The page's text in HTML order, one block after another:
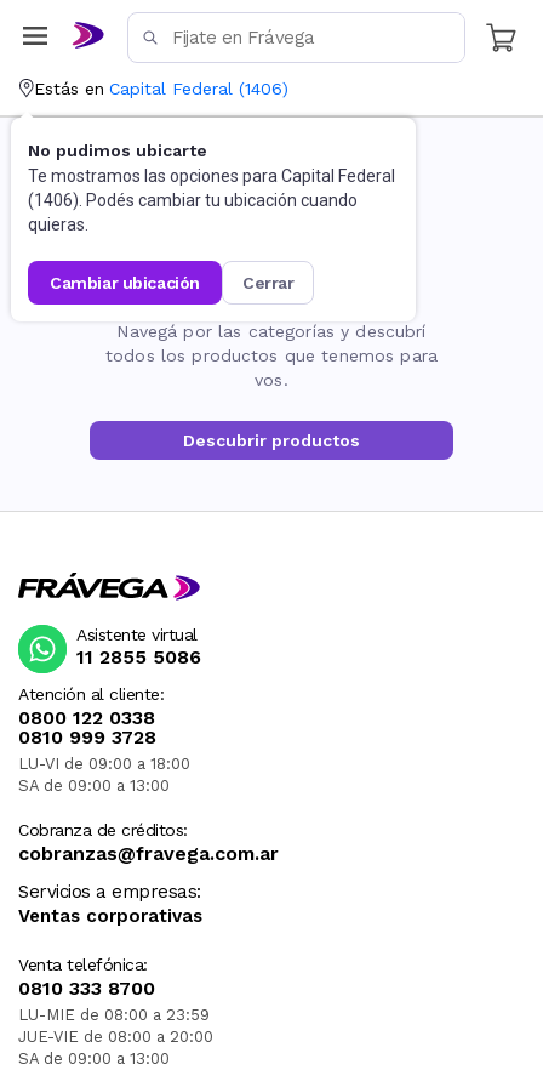
Estás en Capital Federal (1406)
No pudimos ubicarte
Te mostramos las opciones para Capital Federal
(1406). Podés cambiar tu ubicación cuando
quieras.
cambiar ubicación cerrar
La página no existe
Navegá por las categorías y descubrí
todos los productos que tenemos para
vos.
Descubrir productos
Atención al cliente:
0800 122 0338
0810 999 3728
LU-VI de 09:00 a 18:00
SA de 09:00 a 13:00
Cobranza de créditos:
cobranzas@fravega.com.ar
Servicios a empresas:
Ventas corporativas
Venta telefónica:
0810 333 8700
LU-MIE de 08:00 a 23:59
JUE-VIE de 08:00 a 20:00
SA de 09:00 a 13:00
Asistente virtual
11 2855 5086